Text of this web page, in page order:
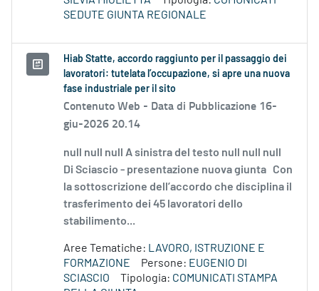
SEDUTE GIUNTA REGIONALE
Hiab Statte, accordo raggiunto per il passaggio dei
lavoratori: tutelata l’occupazione, si apre una nuova
fase industriale per il sito
Contenuto Web - Data di Pubblicazione 16-
giu-2026 20.14
null null null A sinistra del testo null null null
Di Sciascio - presentazione nuova giunta Con
la sottoscrizione dell’accordo che disciplina il
trasferimento dei 45 lavoratori dello
stabilimento...
Aree Tematiche: LAVORO, ISTRUZIONE E
FORMAZIONE
Persone: EUGENIO DI
SCIASCIO
Tipologia: COMUNICATI STAMPA